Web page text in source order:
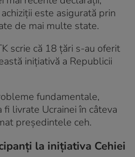
este asigurată prin
de mai multe state.
scrie că 18 ţări s-au oferit
iniţiativă a Republicii
fundamentale,
livrate Ucrainei în câteva
preşedintele ceh.
la inițiativa Cehiei